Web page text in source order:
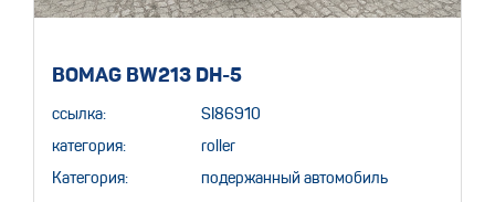
BOMAG BW213 DH-5
ссылка: SI86910
категория: roller
Категория: подержанный автомобиль